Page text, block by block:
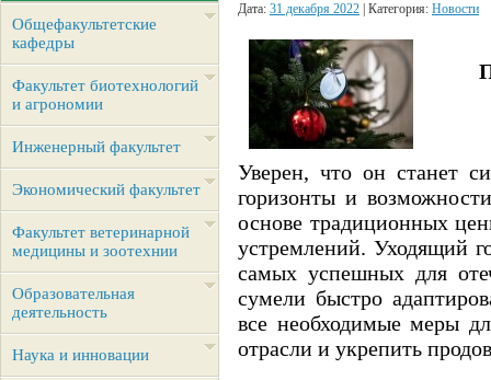
Общефакультетские
кафедры
Факультет биотехнологий
и агрономии
Инженерный факультет
Экономический факультет
Факультет ветеринарной
медицины и зоотехнии
Образовательная
деятельность
Наука и инновации
Дата: 31 декабря 2022 | Категория: Новости
Уверен, что он станет
горизонты и
основе традиционных
устремлений. Уходящий
самых успешных для
сумели быстро
все необходимые меры
отрасли и укрепить